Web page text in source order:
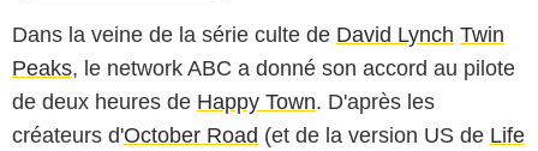
Dans la veine de la série culte de David Lynch Twin
Peaks, le network ABC a donné son accord au pilote
de deux heures de Happy Town. D'après les
créateurs d'October Road (et de la version US de Life